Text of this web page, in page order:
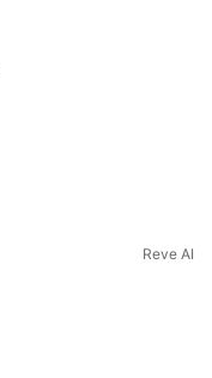
Reve AI